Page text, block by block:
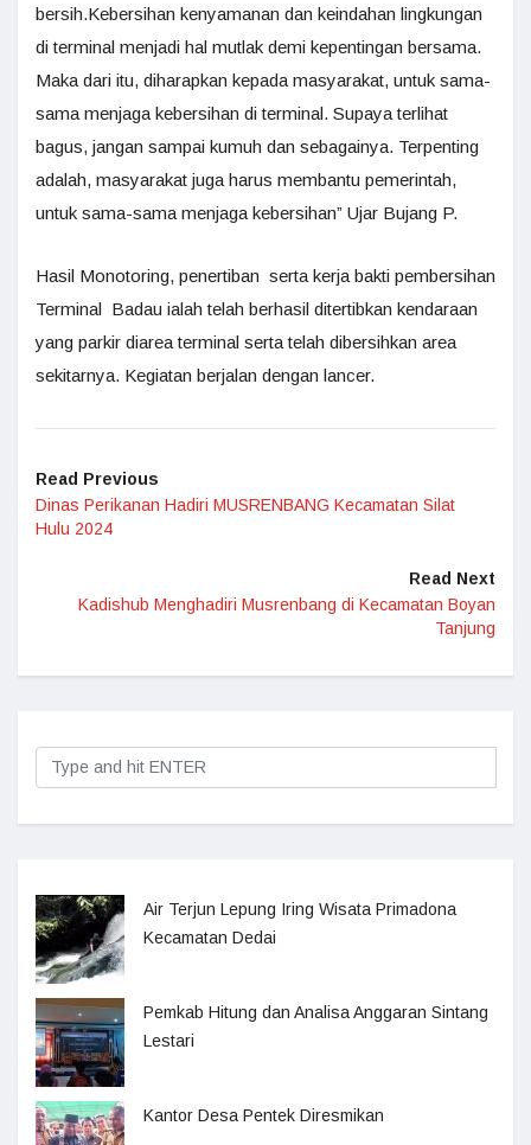
bersih.Kebersihan kenyamanan dan keindahan lingkungan
di terminal menjadi hal mutlak demi kepentingan bersama.
Maka dari itu, diharapkan kepada masyarakat, untuk sama-
sama menjaga kebersihan di terminal. Supaya terlihat
bagus, jangan sampai kumuh dan sebagainya. Terpenting
adalah, masyarakat juga harus membantu pemerintah,
untuk sama-sama menjaga kebersihan” Ujar Bujang P.
Hasil Monotoring, penertiban serta kerja bakti pembersihan
Terminal Badau ialah telah berhasil ditertibkan kendaraan
yang parkir diarea terminal serta telah dibersihkan area
sekitarnya. Kegiatan berjalan dengan lancer.
Read Previous
Dinas Perikanan Hadiri MUSRENBANG Kecamatan Silat
Hulu 2024
Read Next
Kadishub Menghadiri Musrenbang di Kecamatan Boyan
Tanjung
Air Terjun Lepung Iring Wisata Primadona
Kecamatan Dedai
Pemkab Hitung dan Analisa Anggaran Sintang
Lestari
Kantor Desa Pentek Diresmikan